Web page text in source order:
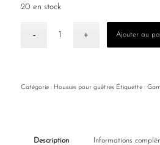
20 en stock
Ajouter au
Catégorie : Housses pour guêtres Étiquette :
Description Informations